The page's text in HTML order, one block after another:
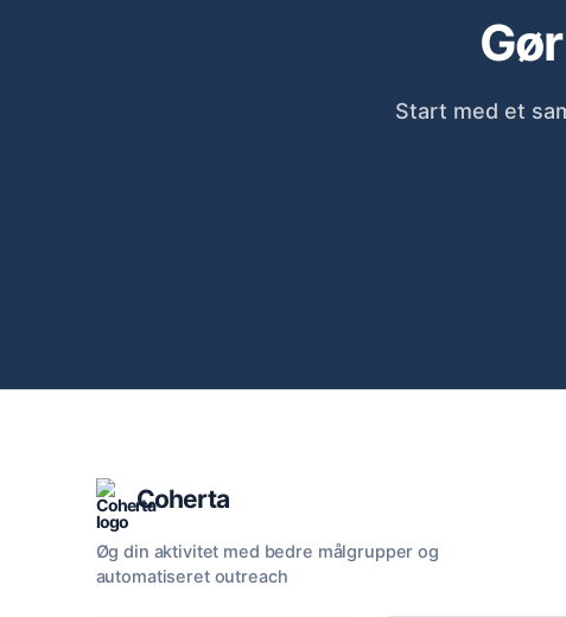
Start med et
Coherta
Øg din aktivitet med bedre målgrupper og
automatiseret outreach